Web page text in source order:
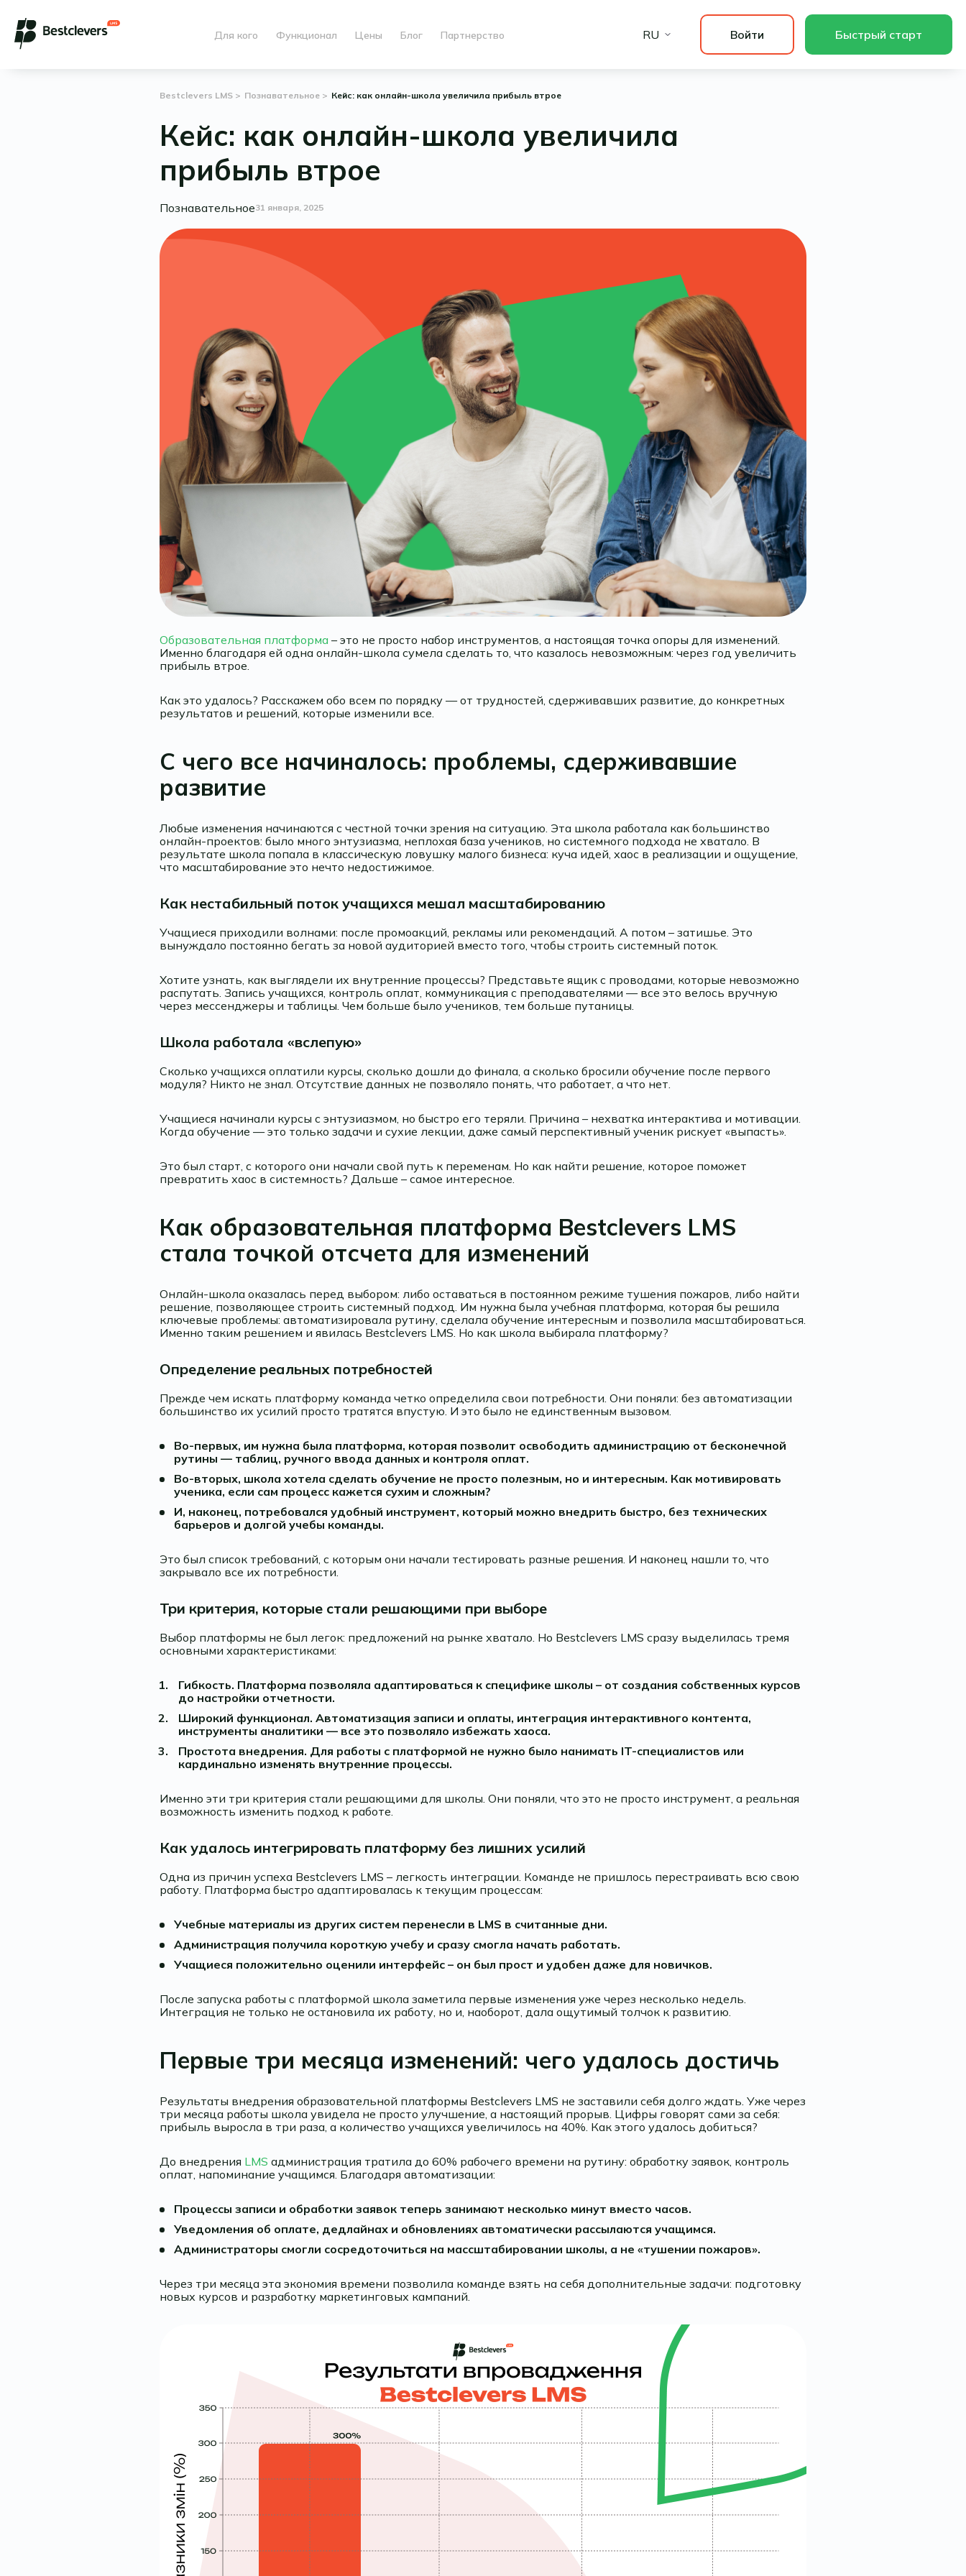
Для кого Функционал Цены Блог Партнерство RU Войти Быстрый старт
Bestclevers LMS Познавательное Кейс: как онлайн-школа увеличила прибыль втрое
Кейс: как онлайн-школа увеличила
прибыль втрое
Познавательное31 января, 2025
Образовательная платформа – это не просто набор инструментов, а настоящая точка опоры для изменений.
Именно благодаря ей одна онлайн-школа сумела сделать то, что казалось невозможным: через год увеличить
прибыль втрое.
Как это удалось? Расскажем обо всем по порядку — от трудностей, сдерживавших развитие, до конкретных
результатов и решений, которые изменили все.
С чего все начиналось: проблемы, сдерживавшие
развитие
Любые изменения начинаются с честной точки зрения на ситуацию. Эта школа работала как большинство
онлайн-проектов: было много энтузиазма, неплохая база учеников, но системного подхода не хватало. В
результате школа попала в классическую ловушку малого бизнеса: куча идей, хаос в реализации и ощущение,
что масштабирование это нечто недостижимое.
Как нестабильный поток учащихся мешал масштабированию
Учащиеся приходили волнами: после промоакций, рекламы или рекомендаций. А потом – затишье. Это
вынуждало постоянно бегать за новой аудиторией вместо того, чтобы строить системный поток.
Хотите узнать, как выглядели их внутренние процессы? Представьте ящик с проводами, которые невозможно
распутать. Запись учащихся, контроль оплат, коммуникация с преподавателями — все это велось вручную
через мессенджеры и таблицы. Чем больше было учеников, тем больше путаницы.
Школа работала «вслепую»
Сколько учащихся оплатили курсы, сколько дошли до финала, а сколько бросили обучение после первого
модуля? Никто не знал. Отсутствие данных не позволяло понять, что работает, а что нет.
Учащиеся начинали курсы с энтузиазмом, но быстро его теряли. Причина – нехватка интерактива и мотивации.
Когда обучение — это только задачи и сухие лекции, даже самый перспективный ученик рискует «выпасть».
Это был старт, с которого они начали свой путь к переменам. Но как найти решение, которое поможет
превратить хаос в системность? Дальше – самое интересное.
Как образовательная платформа Bestclevers LMS
стала точкой отсчета для изменений
Онлайн-школа оказалась перед выбором: либо оставаться в постоянном режиме тушения пожаров, либо найти
решение, позволяющее строить системный подход. Им нужна была учебная платформа, которая бы решила
ключевые проблемы: автоматизировала рутину, сделала обучение интересным и позволила масштабироваться.
Именно таким решением и явилась Bestclevers LMS. Но как школа выбирала платформу?
Определение реальных потребностей
Прежде чем искать платформу команда четко определила свои потребности. Они поняли: без автоматизации
большинство их усилий просто тратятся впустую. И это было не единственным вызовом.
Во-первых, им нужна была платформа, которая позволит освободить администрацию от бесконечной
рутины — таблиц, ручного ввода данных и контроля оплат.
Во-вторых, школа хотела сделать обучение не просто полезным, но и интересным. Как мотивировать
ученика, если сам процесс кажется сухим и сложным?
И, наконец, потребовался удобный инструмент, который можно внедрить быстро, без технических
барьеров и долгой учебы команды.
Это был список требований, с которым они начали тестировать разные решения. И наконец нашли то, что
закрывало все их потребности.
Три критерия, которые стали решающими при выборе
Выбор платформы не был легок: предложений на рынке хватало. Но Bestclevers LMS сразу выделилась тремя
основными характеристиками:
Гибкость. Платформа позволяла адаптироваться к специфике школы – от создания собственных курсов
до настройки отчетности.
Широкий функционал. Автоматизация записи и оплаты, интеграция интерактивного контента,
инструменты аналитики — все это позволяло избежать хаоса.
Простота внедрения. Для работы с платформой не нужно было нанимать IT-специалистов или
кардинально изменять внутренние процессы.
Именно эти три критерия стали решающими для школы. Они поняли, что это не просто инструмент, а реальная
возможность изменить подход к работе.
Как удалось интегрировать платформу без лишних усилий
Одна из причин успеха Bestclevers LMS – легкость интеграции. Команде не пришлось перестраивать всю свою
работу. Платформа быстро адаптировалась к текущим процессам:
Учебные материалы из других систем перенесли в LMS в считанные дни.
Администрация получила короткую учебу и сразу смогла начать работать.
Учащиеся положительно оценили интерфейс – он был прост и удобен даже для новичков.
После запуска работы с платформой школа заметила первые изменения уже через несколько недель.
Интеграция не только не остановила их работу, но и, наоборот, дала ощутимый толчок к развитию.
Первые три месяца изменений: чего удалось достичь
Результаты внедрения образовательной платформы Bestclevers LMS не заставили себя долго ждать. Уже через
три месяца работы школа увидела не просто улучшение, а настоящий прорыв. Цифры говорят сами за себя:
прибыль выросла в три раза, а количество учащихся увеличилось на 40%. Как этого удалось добиться?
До внедрения LMS администрация тратила до 60% рабочего времени на рутину: обработку заявок, контроль
оплат, напоминание учащимся. Благодаря автоматизации:
Процессы записи и обработки заявок теперь занимают несколько минут вместо часов.
Уведомления об оплате, дедлайнах и обновлениях автоматически рассылаются учащимся.
Администраторы смогли сосредоточиться на массштабировании школы, а не «тушении пожаров».
Через три месяца эта экономия времени позволила команде взять на себя дополнительные задачи: подготовку
новых курсов и разработку маркетинговых кампаний.